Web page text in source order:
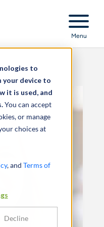
to
device to
it is used, and
You can accept
or manage
choices at
, and Terms of
Decline
Menu